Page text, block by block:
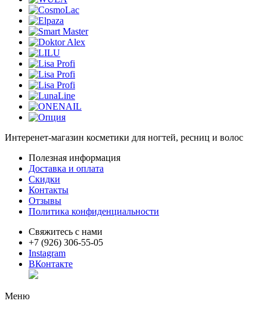
Интеренет-магазин косметики для ногтей, ресниц и волос
Полезная информация
Доставка и оплата
Скидки
Контакты
Отзывы
Политика конфиденциальности
Свяжитесь с нами
+7 (926) 306-55-05
Instagram
ВКонтакте
Меню